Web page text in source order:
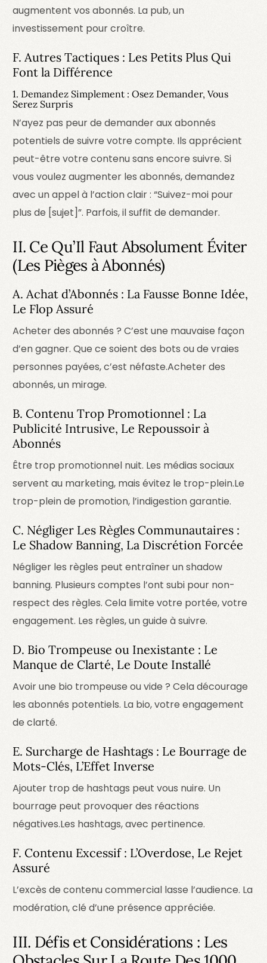
augmentent vos abonnés. La pub, un
investissement pour croître.
F. Autres Tactiques : Les Petits Plus Qui
Font la Différence
1. Demandez Simplement : Osez Demander, Vous
Serez Surpris
N’ayez pas peur de demander aux abonnés
potentiels de suivre votre compte. Ils apprécient
peut-être votre contenu sans encore suivre. Si
vous voulez augmenter les abonnés, demandez
avec un appel à l’action clair : “Suivez-moi pour
plus de [sujet]”. Parfois, il suffit de demander.
II. Ce Qu’Il Faut Absolument Éviter
(Les Pièges à Abonnés)
A. Achat d’Abonnés : La Fausse Bonne Idée,
Le Flop Assuré
Acheter des abonnés ? C’est une mauvaise façon
d’en gagner. Que ce soient des bots ou de vraies
personnes payées, c’est néfaste.Acheter des
abonnés, un mirage.
B. Contenu Trop Promotionnel : La
Publicité Intrusive, Le Repoussoir à
Abonnés
Être trop promotionnel nuit. Les médias sociaux
servent au marketing, mais évitez le trop-plein.Le
trop-plein de promotion, l’indigestion garantie.
C. Négliger Les Règles Communautaires :
Le Shadow Banning, La Discrétion Forcée
Négliger les règles peut entraîner un shadow
banning. Plusieurs comptes l’ont subi pour non-
respect des règles. Cela limite votre portée, votre
engagement. Les règles, un guide à suivre.
D. Bio Trompeuse ou Inexistante : Le
Manque de Clarté, Le Doute Installé
Avoir une bio trompeuse ou vide ? Cela décourage
les abonnés potentiels. La bio, votre engagement
de clarté.
E. Surcharge de Hashtags : Le Bourrage de
Mots-Clés, L’Effet Inverse
Ajouter trop de hashtags peut vous nuire. Un
bourrage peut provoquer des réactions
négatives.Les hashtags, avec pertinence.
F. Contenu Excessif : L’Overdose, Le Rejet
Assuré
L’excès de contenu commercial lasse l’audience. La
modération, clé d’une présence appréciée.
III. Défis et Considérations : Les